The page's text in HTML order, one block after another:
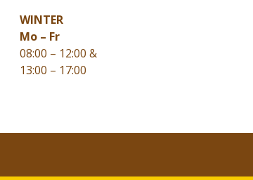
WINTER
Mo – Fr
08:00 – 12:00 &
13:00 – 17:00